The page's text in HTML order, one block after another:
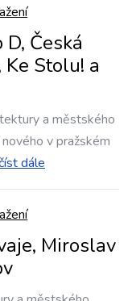
Česká
Stolu! a
a městského
v pražském
dále
Miroslav